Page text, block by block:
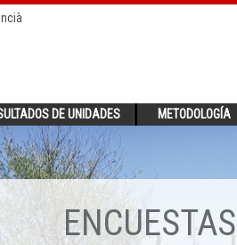
DE UNIDADES METODOLOGÍA